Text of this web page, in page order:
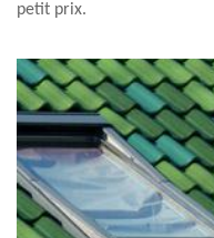
petit prix.